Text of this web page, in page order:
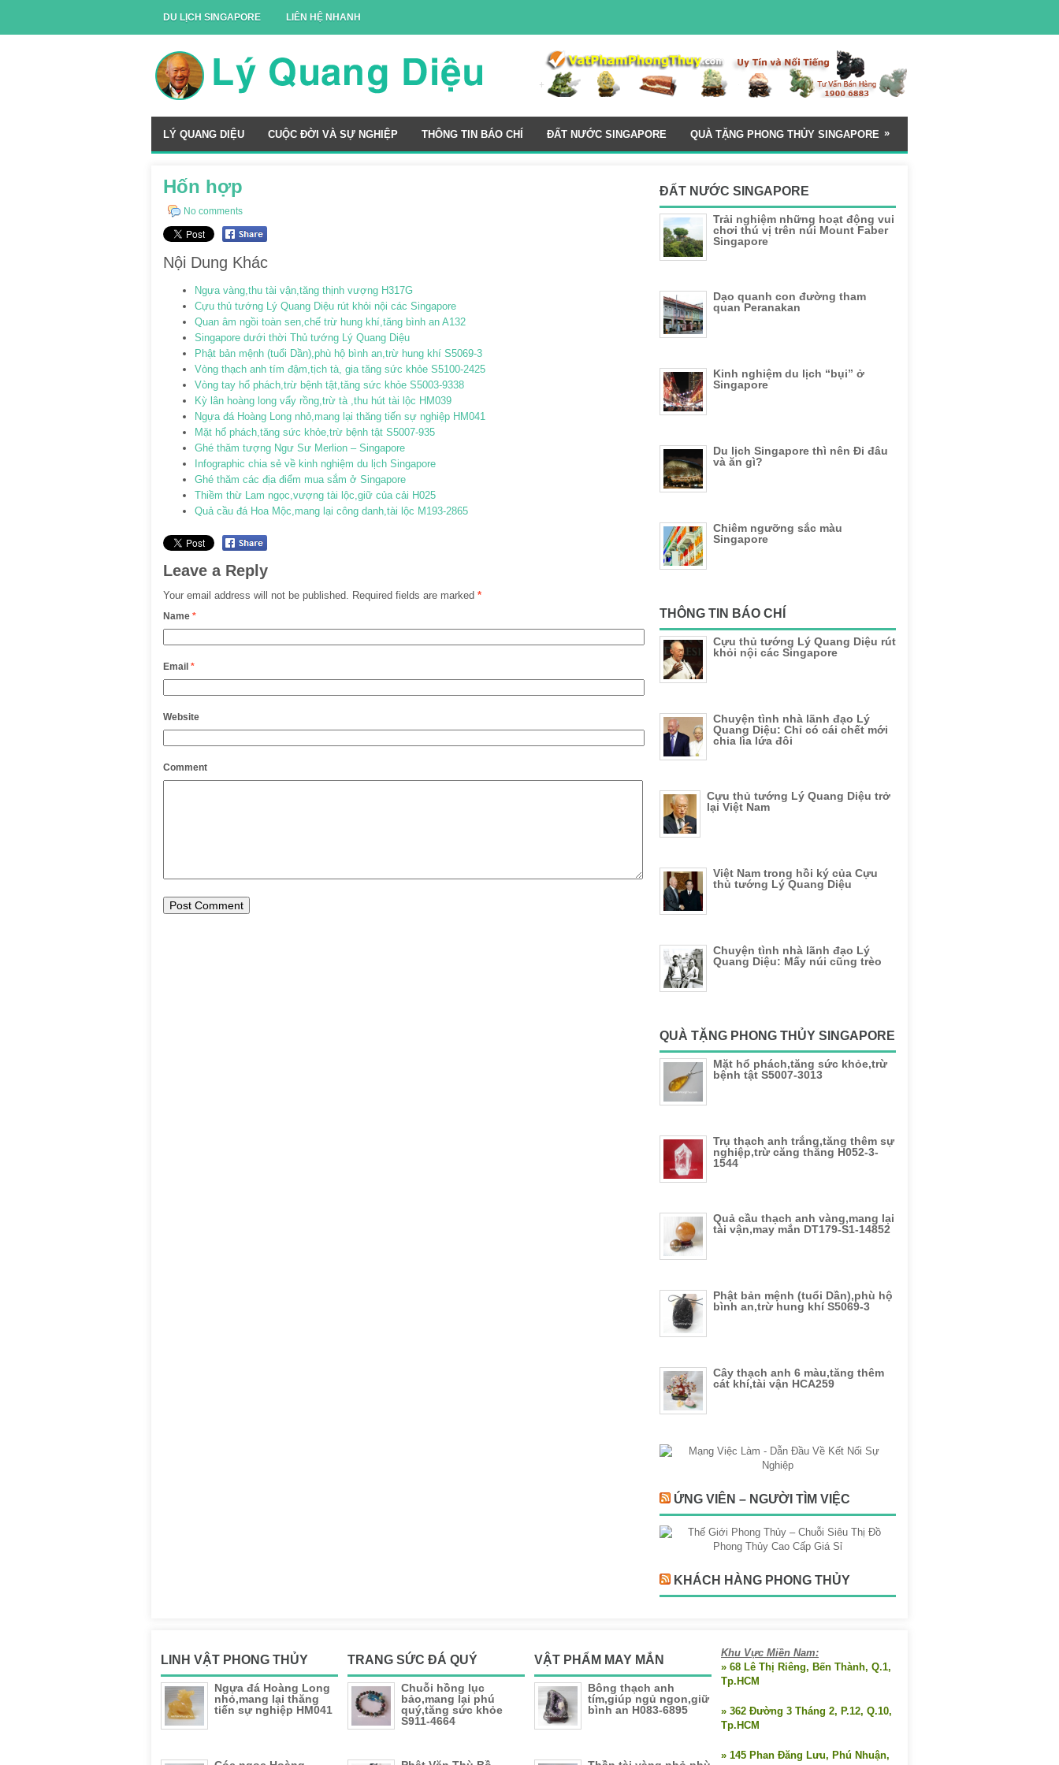
DU LỊCH SINGAPORE LIÊN HỆ NHANH
LÝ QUANG DIỆU CUỘC ĐỜI VÀ SỰ NGHIỆP THÔNG TIN BÁO CHÍ ĐẤT NƯỚC SINGAPORE QUÀ TẶNG PHONG THỦY SINGAPORE »
Hốn hợp
No comments
Nội Dung Khác
Ngựa vàng,thu tài vận,tăng thịnh vượng H317G
Cựu thủ tướng Lý Quang Diệu rút khỏi nội các Singapore
Quan âm ngồi toàn sen,chế trừ hung khí,tăng bình an A132
Singapore dưới thời Thủ tướng Lý Quang Diệu
Phật bản mệnh (tuổi Dần),phù hộ bình an,trừ hung khí S5069-3
Vòng thạch anh tím đậm,tịch tà, gia tăng sức khỏe S5100-2425
Vòng tay hổ phách,trừ bệnh tật,tăng sức khỏe S5003-9338
Kỳ lân hoàng long vẩy rồng,trừ tà ,thu hút tài lộc HM039
Ngựa đá Hoàng Long nhỏ,mang lại thăng tiến sự nghiệp HM041
Mặt hổ phách,tăng sức khỏe,trừ bệnh tật S5007-935
Ghé thăm tượng Ngư Sư Merlion – Singapore
Infographic chia sẻ về kinh nghiệm du lịch Singapore
Ghé thăm các địa điểm mua sắm ở Singapore
Thiềm thừ Lam ngọc,vượng tài lộc,giữ của cải H025
Quả cầu đá Hoa Mộc,mang lại công danh,tài lộc M193-2865
Leave a Reply
Your email address will not be published. Required fields are marked *
Name *
Email *
Website
Comment
ĐẤT NƯỚC SINGAPORE
Trải nghiệm những hoạt động vui
chơi thú vị trên núi Mount Faber
Singapore
Dạo quanh con đường tham
quan Peranakan
Kinh nghiệm du lịch “bụi” ở
Singapore
Du lịch Singapore thì nên Đi đâu
và ăn gì?
Chiêm ngưỡng sắc màu
Singapore
THÔNG TIN BÁO CHÍ
Cựu thủ tướng Lý Quang Diệu rút
khỏi nội các Singapore
Chuyện tình nhà lãnh đạo Lý
Quang Diệu: Chỉ có cái chết mới
chia lìa lứa đôi
Cựu thủ tướng Lý Quang Diệu trở
lại Việt Nam
Việt Nam trong hồi ký của Cựu
thủ tướng Lý Quang Diệu
Chuyện tình nhà lãnh đạo Lý
Quang Diệu: Mấy núi cũng trèo
QUÀ TẶNG PHONG THỦY SINGAPORE
Mặt hổ phách,tăng sức khỏe,trừ
bệnh tật S5007-3013
Trụ thạch anh trắng,tăng thêm sự
nghiệp,trừ căng thẳng H052-3-
1544
Quả cầu thạch anh vàng,mang lại
tài vận,may mắn DT179-S1-14852
Phật bản mệnh (tuổi Dần),phù hộ
bình an,trừ hung khí S5069-3
Cây thạch anh 6 màu,tăng thêm
cát khí,tài vận HCA259
ỨNG VIÊN – NGƯỜI TÌM VIỆC
KHÁCH HÀNG PHONG THỦY
LINH VẬT PHONG THỦY
Ngựa đá Hoàng Long
nhỏ,mang lại thăng
tiến sự nghiệp HM041
TRANG SỨC ĐÁ QUÝ
Chuỗi hồng lục
bảo,mang lại phú
quý,tăng sức khỏe
S911-4664
VẬT PHẨM MAY MẮN
Bông thạch anh
tím,giúp ngủ ngon,giữ
bình an H083-6895
Khu Vực Miền Nam:
» 68 Lê Thị Riêng, Bến Thành, Q.1,
Tp.HCM
» 362 Đường 3 Tháng 2, P.12, Q.10,
Tp.HCM
» 145 Phan Đăng Lưu, Phú Nhuận,